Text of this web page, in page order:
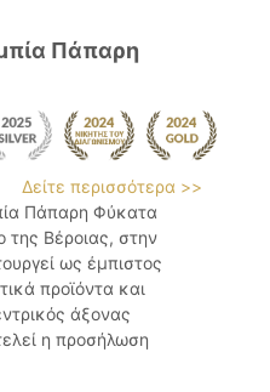
Πάπαρη
Δείτε περισσότερα >>
Πάπαρη Φύκατα
της Βέροιας, στην
ως έμπιστος
προϊόντα και
άξονας
η προσήλωση